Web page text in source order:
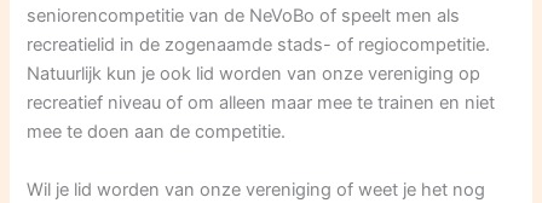
seniorencompetitie van de NeVoBo of speelt men als
recreatielid in de zogenaamde stads- of regiocompetitie.
Natuurlijk kun je ook lid worden van onze vereniging op
recreatief niveau of om alleen maar mee te trainen en niet
mee te doen aan de competitie.
Wil je lid worden van onze vereniging of weet je het nog